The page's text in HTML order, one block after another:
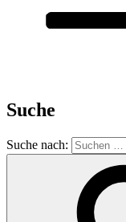
Suche
Suche nach: